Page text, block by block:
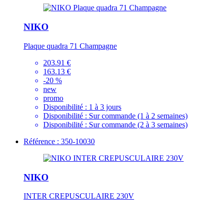
NIKO
Plaque quadra 71 Champagne
203.91 €
163.13 €
-20 %
new
promo
Disponibilité : 1 à 3 jours
Disponibilité : Sur commande (1 à 2 semaines)
Disponibilité : Sur commande (2 à 3 semaines)
Référence : 350-10030
NIKO
INTER CREPUSCULAIRE 230V